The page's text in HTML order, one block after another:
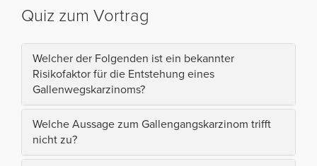
Quiz zum Vortrag
Welcher der Folgenden ist ein bekannter
Risikofaktor für die Entstehung eines
Gallenwegskarzinoms?
Welche Aussage zum Gallengangskarzinom trifft
nicht zu?